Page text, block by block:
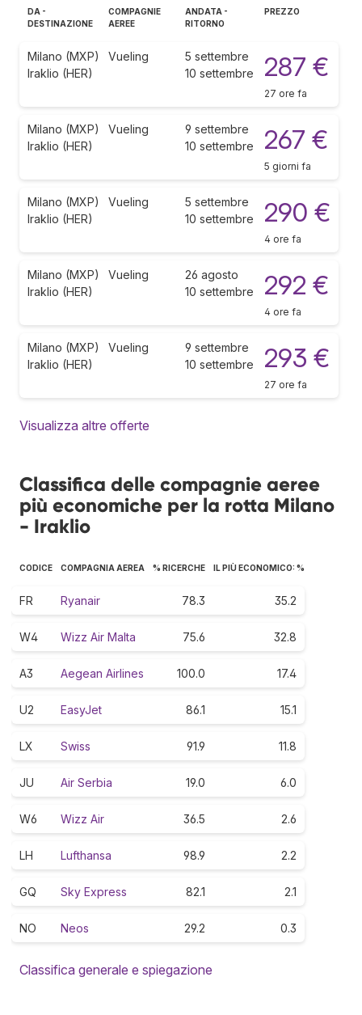
DA -
DESTINAZIONE
COMPAGNIE
AEREE
ANDATA -
RITORNO
PREZZO
Milano (MXP)
Iraklio (HER)
Vueling
5 settembre
10 settembre
287 €
27 ore fa
Milano (MXP)
Iraklio (HER)
Vueling
9 settembre
10 settembre
267 €
5 giorni fa
Milano (MXP)
Iraklio (HER)
Vueling
5 settembre
10 settembre
290 €
4 ore fa
Milano (MXP)
Iraklio (HER)
Vueling
26 agosto
10 settembre
292 €
4 ore fa
Milano (MXP)
Iraklio (HER)
Vueling
9 settembre
10 settembre
293 €
27 ore fa
Visualizza altre offerte
Classifica delle compagnie aeree
più economiche per la rotta Milano
- Iraklio
CODICE COMPAGNIA AEREA % RICERCHE IL PIÙ ECONOMICO: %
FR Ryanair 78.3 35.2
W4 Wizz Air Malta 75.6 32.8
A3 Aegean Airlines 100.0 17.4
U2 EasyJet 86.1 15.1
LX Swiss 91.9 11.8
JU Air Serbia 19.0 6.0
W6 Wizz Air 36.5 2.6
LH Lufthansa 98.9 2.2
GQ Sky Express 82.1 2.1
NO Neos 29.2 0.3
Classifica generale e spiegazione